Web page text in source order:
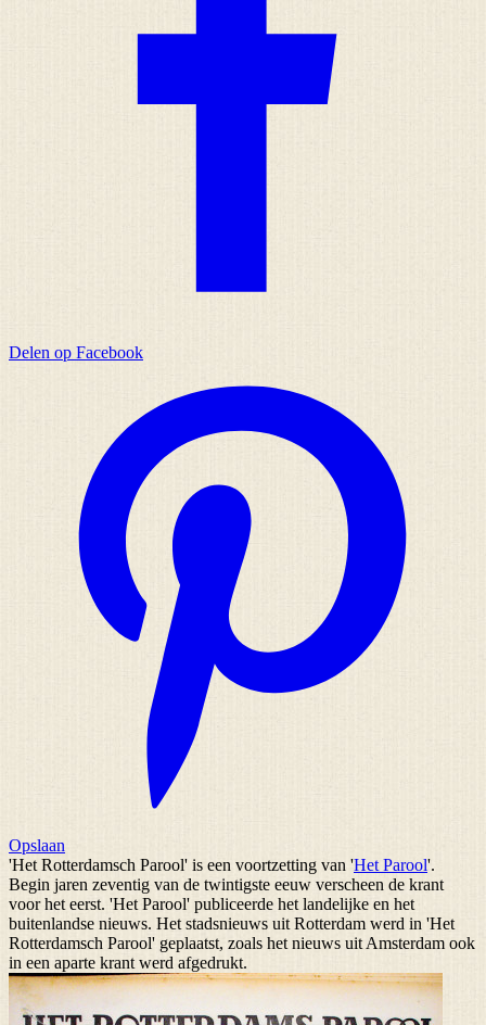
Delen op Facebook
Opslaan
'Het Rotterdamsch Parool' is een voortzetting van 'Het Parool'.
Begin jaren zeventig van de twintigste eeuw verscheen de krant
voor het eerst. 'Het Parool' publiceerde het landelijke en het
buitenlandse nieuws. Het stadsnieuws uit Rotterdam werd in 'Het
Rotterdamsch Parool' geplaatst, zoals het nieuws uit Amsterdam ook
in een aparte krant werd afgedrukt.